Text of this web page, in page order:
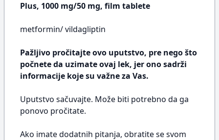
Plus, 1000 mg/50 mg, film tablete
metformin/ vildagliptin
Pažljivo pročitajte ovo uputstvo, pre nego što
počnete da uzimate ovaj lek, jer ono sadrži
informacije koje su važne za Vas.
Uputstvo sačuvajte. Može biti potrebno da ga
ponovo pročitate.
Ako imate dodatnih pitanja, obratite se svom